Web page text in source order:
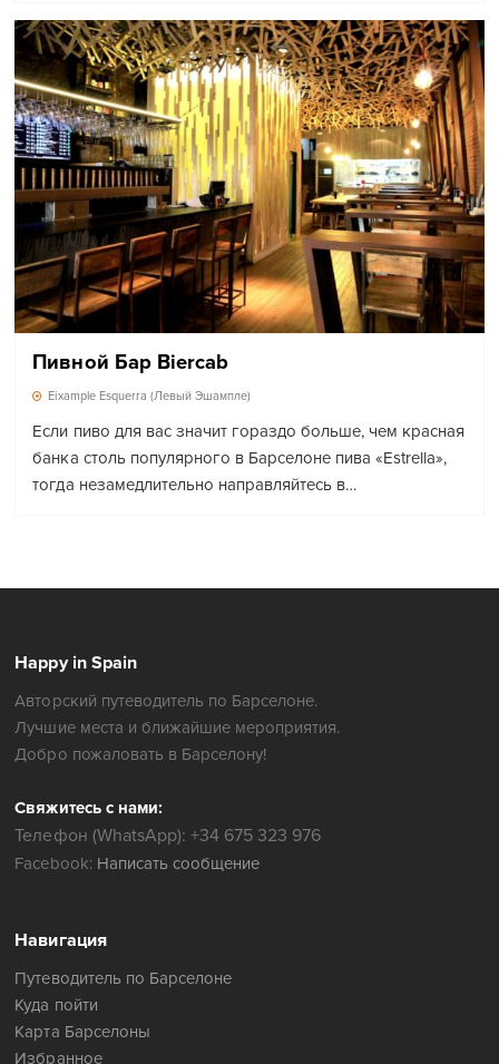
Пивной Бар Biercab
Eixample Esquerra (Левый Эшампле)
Если пиво для вас значит гораздо больше, чем красная
банка столь популярного в Барселоне пива «Estrella»,
тогда незамедлительно направляйтесь в…
Happy in Spain
Авторский путеводитель по Барселоне.
Лучшие места и ближайшие мероприятия.
Добро пожаловать в Барселону!
Свяжитесь с нами:
Телефон (WhatsApp): +34 675 323 976
Facebook: Написать сообщение
Навигация
Путеводитель по Барселоне
Куда пойти
Карта Барселоны
Избранное